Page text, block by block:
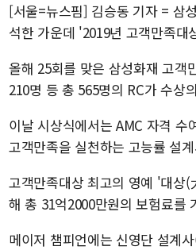
[서울=뉴스핌] 김승동 기자 = 삼
석한 가운데 '2019년 고객만족
올해 25회를 맞은 삼성화재 고객
210명 등 총 565명의 RC가 수상
이날 시상식에서는 AMC 자격
고객만족을 실천하는 고능률 설
고객만족대상 최고의 영예 '대상
해 총 31억2000만원의 보험료를
메이저 챔피언에는 신영단 설계